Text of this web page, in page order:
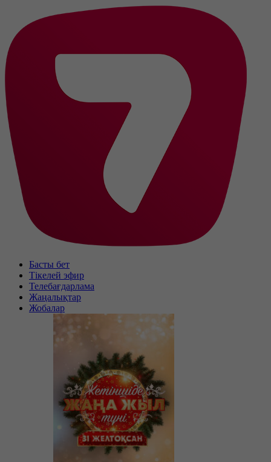
Басты бет
Тікелей эфир
Телебағдарлама
Жаңалықтар
Жобалар